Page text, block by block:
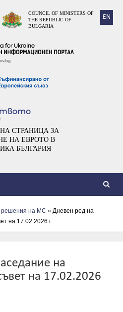
EN
COUNCIL OF MINISTERS OF
THE REPUBLIC OF
BULGARIA
СТРАНИЦА ЗА
НА ЕВРОТО В
БЪЛГАРИЯ
решения на МС » Дневен ред на
на 17.02.2026 г.
на
на 17.02.2026